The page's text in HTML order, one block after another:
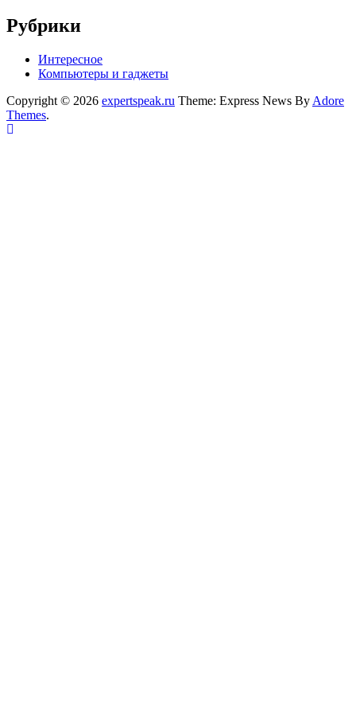
Рубрики
Интересное
Компьютеры и гаджеты
Copyright © 2026 expertspeak.ru Theme: Express News By Adore
Themes.